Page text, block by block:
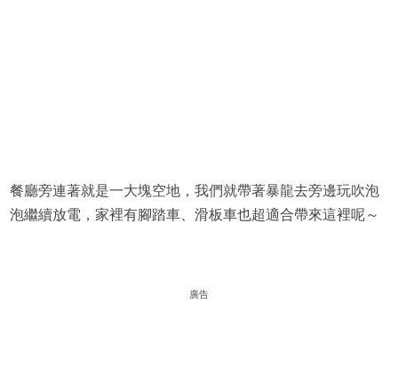
餐廳旁連著就是一大塊空地，我們就帶著暴龍去旁邊玩吹泡
泡繼續放電，家裡有腳踏車、滑板車也超適合帶來這裡呢～
廣告